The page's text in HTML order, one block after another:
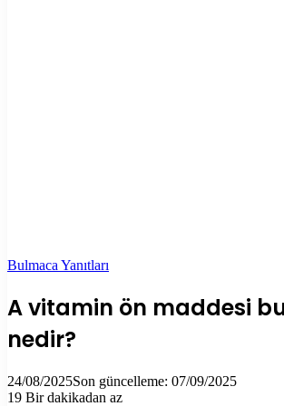
Bulmaca Yanıtları
A vitamin ön maddesi
nedir?
24/08/2025Son güncelleme: 07/09/2025
19 Bir dakikadan az